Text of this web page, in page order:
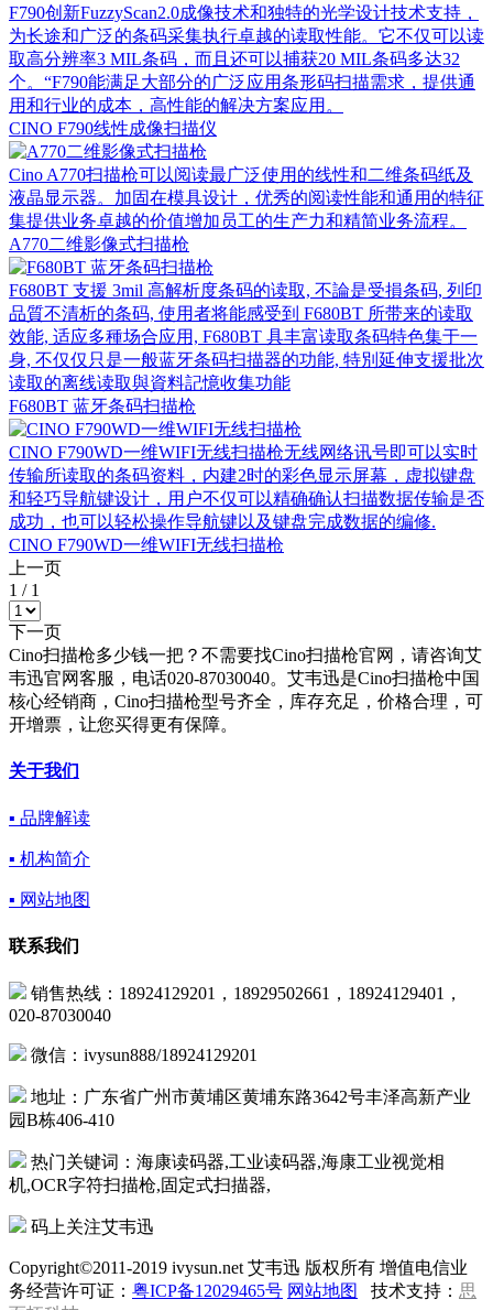
F790创新FuzzyScan2.0成像技术和独特的光学设计技术支持，
为长途和广泛的条码采集执行卓越的读取性能。它不仅可以读
取高分辨率3 MIL条码，而且还可以捕获20 MIL条码多达32
个。“F790能满足大部分的广泛应用条形码扫描需求，提供通
用和行业的成本，高性能的解决方案应用。
CINO F790线性成像扫描仪
Cino A770扫描枪可以阅读最广泛使用的线性和二维条码纸及
液晶显示器。加固在模具设计，优秀的阅读性能和通用的特征
集提供业务卓越的价值增加员工的生产力和精简业务流程。
A770二维影像式扫描枪
F680BT 支援 3mil 高解析度条码的读取, 不論是受損条码, 列印
品質不清析的条码, 使用者将能感受到 F680BT 所带来的读取
效能, 适应多種场合应用, F680BT 具丰富读取条码特色集于一
身, 不仅仅只是一般蓝牙条码扫描器的功能, 特別延伸支援批次
读取的离线读取與資料記憶收集功能
F680BT 蓝牙条码扫描枪
CINO F790WD一维WIFI无线扫描枪无线网络讯号即可以实时
传输所读取的条码资料，内建2时的彩色显示屏幕，虚拟键盘
和轻巧导航键设计，用户不仅可以精确确认扫描数据传输是否
成功，也可以轻松操作导航键以及键盘完成数据的编修.
CINO F790WD一维WIFI无线扫描枪
上一页
1 / 1
下一页
Cino扫描枪多少钱一把？不需要找Cino扫描枪官网，请咨询艾
韦迅官网客服，电话020-87030040。艾韦迅是Cino扫描枪中国
核心经销商，Cino扫描枪型号齐全，库存充足，价格合理，可
开增票，让您买得更有保障。
关于我们
▪ 品牌解读
▪ 机构简介
▪ 网站地图
联系我们
销售热线：18924129201，18929502661，18924129401，
020-87030040
微信：ivysun888/18924129201
地址：广东省广州市黄埔区黄埔东路3642号丰泽高新产业
园B栋406-410
热门关键词：海康读码器,工业读码器,海康工业视觉相
机,OCR字符扫描枪,固定式扫描器,
码上关注艾韦迅
Copyright©2011-2019 ivysun.net 艾韦迅 版权所有 增值电信业
务经营许可证： 粤ICP备12029465号 网站地图 技术支持： 思